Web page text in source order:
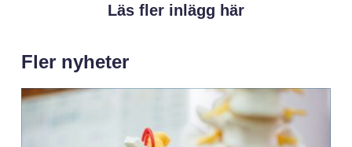
Läs fler inlägg här
Fler nyheter